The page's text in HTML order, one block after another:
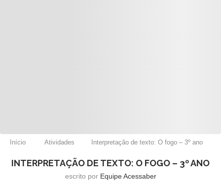
Início Atividades Interpretação de texto: O fogo – 3º ano
INTERPRETAÇÃO DE TEXTO: O FOGO – 3º ANO
escrito por Equipe Acessaber